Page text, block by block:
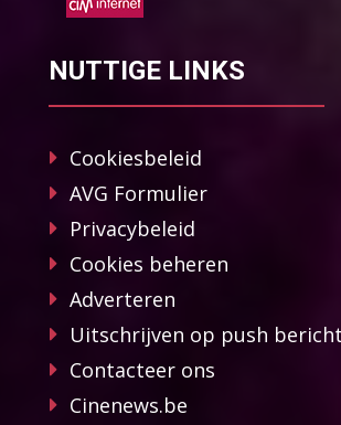
NUTTIGE LINKS
Cookiesbeleid
AVG Formulier
Privacybeleid
Cookies beheren
Adverteren
Uitschrijven op push
Contacteer ons
Cinenews.be